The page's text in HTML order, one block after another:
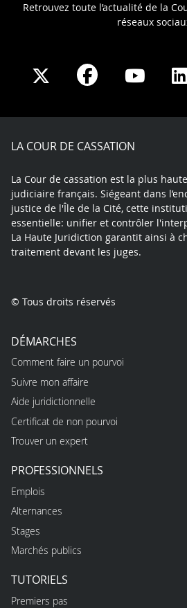
Retrouvez toute l’actualité de la
réseaux
Share
X
Share
Facebook
Share
LA COUR DE CASSATION
La Cour de cassation est la plus
judiciaire français. Siégeant dans
justice de l'Île de la Cité, cette
essentielle: unifier et contrôler
La Haute Juridiction garantit ainsi à
traitement devant les juges.
© Tous droits réservés
DÉMARCHES
Comment faire un pourvoi
Suivre mon affaire
Aide juridictionnelle
Certificat de non pourvoi
Trouver un expert
PROFESSIONNELS
Emplois
Alternances
Stages
Marchés publics
TUTORIELS
Premiers pas